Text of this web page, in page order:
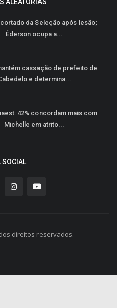
ALEATÓRIAS
da Seleção após lesão;
Éderson ocupa a...
cassação de prefeito de
e determina...
42% concordam mais com
Michelle em atrito...
SOCIAL
direitos reservados.